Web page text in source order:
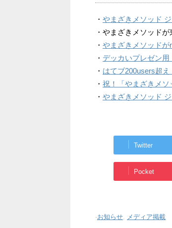
・ やまざきメソッド
・やまざきメソッド
・ やまざきメソッドが
・ デッカいプレゼン
・ はてブ200users超
・ 祝！「やまざきメソ
・ やまざきメソッド
Twitter
Pocket
-お知らせ, メディア掲載